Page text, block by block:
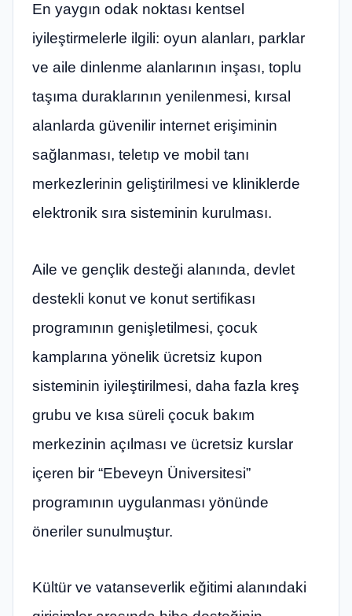
En yaygın odak noktası kentsel
iyileştirmelerle ilgili: oyun alanları, parklar
ve aile dinlenme alanlarının inşası, toplu
taşıma duraklarının yenilenmesi, kırsal
alanlarda güvenilir internet erişiminin
sağlanması, teletıp ve mobil tanı
merkezlerinin geliştirilmesi ve kliniklerde
elektronik sıra sisteminin kurulması.
Aile ve gençlik desteği alanında, devlet
destekli konut ve konut sertifikası
programının genişletilmesi, çocuk
kamplarına yönelik ücretsiz kupon
sisteminin iyileştirilmesi, daha fazla kreş
grubu ve kısa süreli çocuk bakım
merkezinin açılması ve ücretsiz kurslar
içeren bir “Ebeveyn Üniversitesi”
programının uygulanması yönünde
öneriler sunulmuştur.
Kültür ve vatanseverlik eğitimi alanındaki